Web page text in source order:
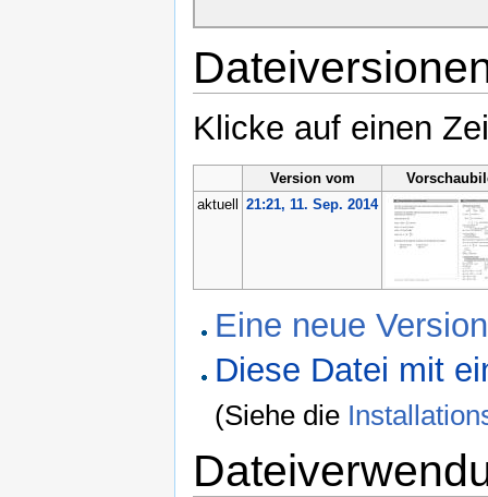
Klicke auf einen
Version vom
aktuell
21:21, 11. Sep. 2014
Eine neue
Diese Datei mit
(Siehe die